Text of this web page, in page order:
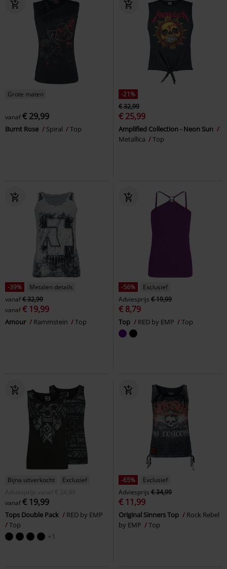
Grote maten
vanaf€ 29,99
Burnt Rose Spiral Top
-21%
€ 32,99
€ 25,99
Amplified Collection - Neon Sun
Metallica
Top
-39%
Metalen details
vanaf€ 32,99
vanaf€ 19,99
Amour Rammstein Top
-56%
Exclusief
Adviesprijs € 19,99
€ 8,79
Top RED by EMP Top
Bijna uitverkocht
Exclusief
Adviesprijs
vanaf € 24,99
vanaf€ 19,99
Tops Double Pack
RED by EMP
Top
+1
-65%
Exclusief
Adviesprijs € 34,99
€ 11,99
Original Sinners Top
Rock Rebel
by EMP
Top